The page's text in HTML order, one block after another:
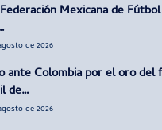
Mexicana de
de 2026
ante Colombia por el oro del
de…
de 2026